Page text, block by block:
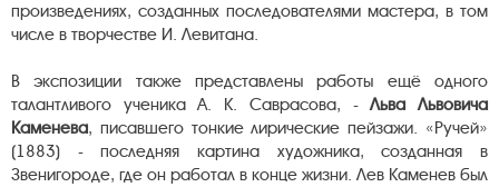
произведениях, созданных последователями мастера, в том
числе в творчестве И. Левитана.
В экспозиции также представлены работы ещё одного
талантливого ученика А. К. Саврасова, -Льва Львовича
Каменева, писавшего тонкие лирические пейзажи. «Ручей»
(1883) - последняя картина художника, созданная в
Звенигороде, где он работал в конце жизни. Лев Каменев был